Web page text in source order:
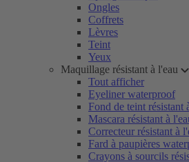
Ongles
Coffrets
Lèvres
Teint
Yeux
Maquillage résistant à l'eau
Tout afficher
Eyeliner waterproof
Fond de teint résistant
Mascara résistant à
Correcteur résistant à
Fard à paupières
Crayons à sourcils